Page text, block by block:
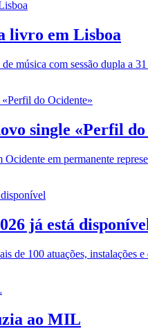
livro em Lisboa
música com sessão dupla a 31
single «Perfil
em permanente
já está
de 100 atuações, instalações e
ao MIL